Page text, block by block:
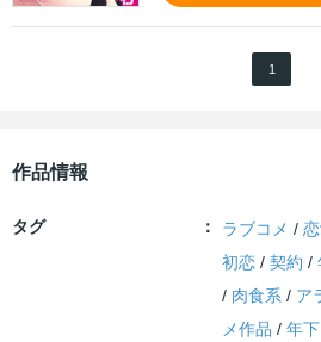
1
作品情報
タグ ラブコメ /
初恋 /契約 /
/ 肉食系 / ア
メ作品 /年下